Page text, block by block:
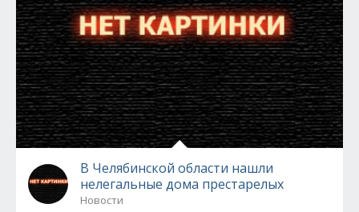
В Челябинской области нашли
нелегальные дома престарелых
Новости